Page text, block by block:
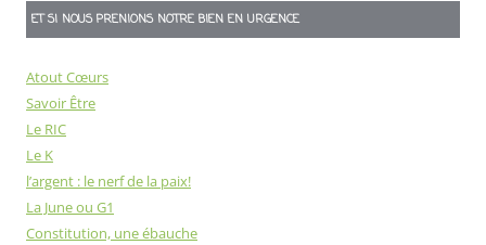
ET SI NOUS PRENIONS NOTRE BIEN EN URGENCE
Atout Cœurs
Savoir Être
Le RIC
Le K
l’argent : le nerf de la paix!
La June ou G1
Constitution, une ébauche